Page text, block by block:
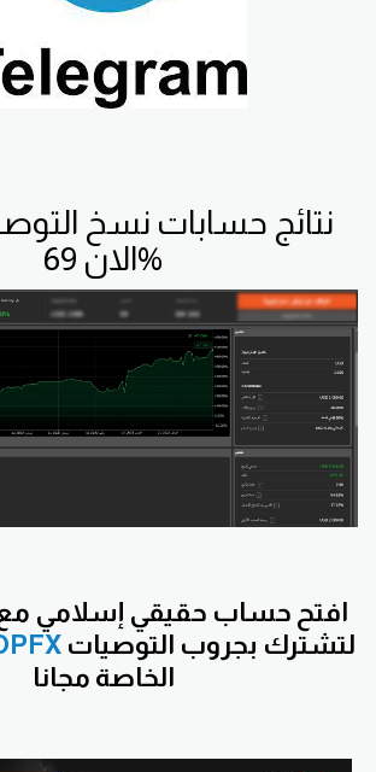
نتائج حسابات نسخ
الان 69%
افتح حساب حقيقي إسلامي
لتشترك بجروب التوصيات